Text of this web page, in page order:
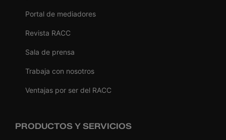
Portal de mediadores
Revista RACC
Sala de prensa
Trabaja con nosotros
Ventajas por ser del RACC
PRODUCTOS Y SERVICIOS